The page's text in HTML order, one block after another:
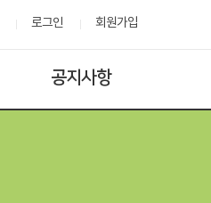
로그인 회원가입
공지사항